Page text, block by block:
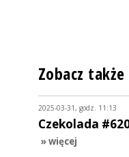
Zobacz także
2025-03-31, godz. 11:13
Czekolada
» więcej